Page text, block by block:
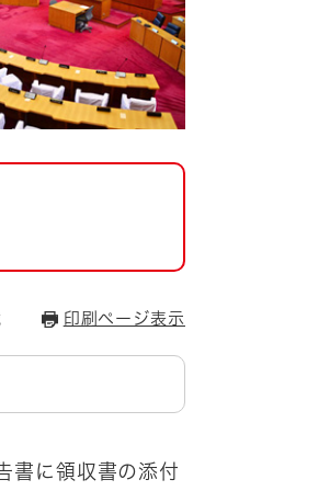
印刷ページ表示
書に領収書の添付